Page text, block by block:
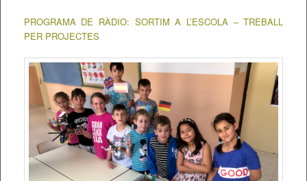
PROGRAMA DE RÀDIO: SORTIM A L’ESCOLA – TREBALL
PER PROJECTES